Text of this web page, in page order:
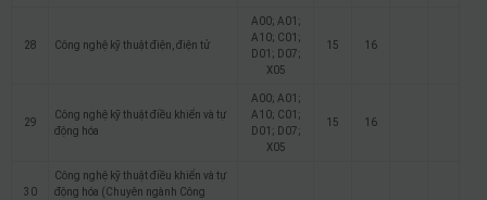
28 Công nghệ kỹ thuật điện, điện tử
A00; A01;
A10; C01;
D01; D07;
X05
15 16
29
Công nghệ kỹ thuật điều khiển và tự
động hóa
A00; A01;
A10; C01;
D01; D07;
X05
15 16
30
Công nghệ kỹ thuật điều khiển và tự
động hóa (Chuyên ngành Công